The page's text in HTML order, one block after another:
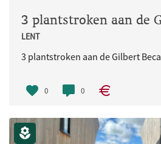
LENT
0 0